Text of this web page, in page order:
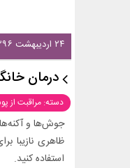
۲۴ اردیبهشت ۱۳۹۶ - ۱۶:۲۹
درمان
دسته: مراقبت از
جوش‌ها و
ظاهری نازیبا
استفاده کنید.